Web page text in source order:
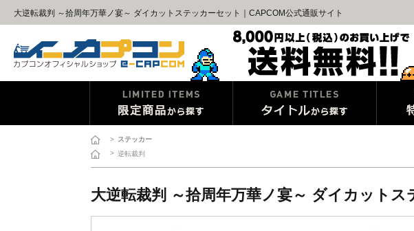
大逆転裁判 ～拾周年万華ノ宴～ ダイカットステッカーセット｜CAPCOM公式通販サイト
> ステッカー
> 逆転裁判
大逆転裁判 ～拾周年万華ノ宴～ ダイカットス